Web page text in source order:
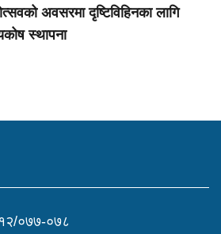
अवसरमा दृष्टिविहिनका लागि
स्थापना
०७७-०७८